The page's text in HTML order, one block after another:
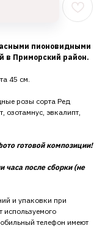
пионовидными
в Приморский район.
45 см.
розы сорта Ред
эвкалипт,
готовой композиции!
часа после сборки (не
и упаковки при
используемого
телефон имеют